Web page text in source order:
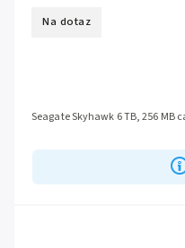
Na dotaz
Seagate Skyhawk 6 TB, 256 MB